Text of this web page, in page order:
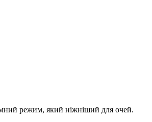
режим, який ніжніший для очей.